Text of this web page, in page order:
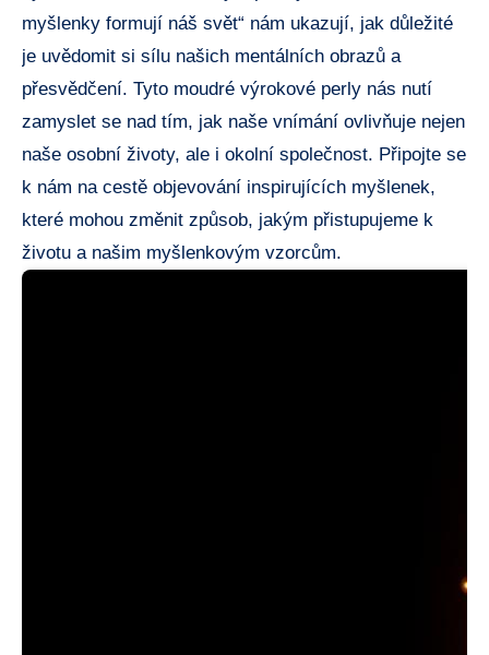
myšlenky formují náš svět“ nám ukazují, jak důležité
je uvědomit si sílu našich mentálních obrazů a
přesvědčení. Tyto moudré výrokové perly nás nutí
zamyslet se nad tím, jak naše vnímání ovlivňuje nejen
naše osobní životy, ale i okolní společnost. Připojte se
k nám na cestě objevování inspirujících myšlenek,
které mohou změnit způsob, jakým přistupujeme k
životu a našim myšlenkovým vzorcům.